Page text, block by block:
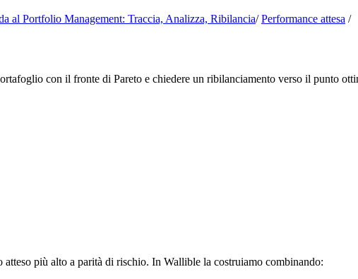
al Portfolio Management: Traccia, Analizza, Ribilancia/ Performance attesa /
con il fronte di Pareto e chiedere un ribilanciamento verso il punto
più alto a parità di rischio. In Wallible la costruiamo combinando: